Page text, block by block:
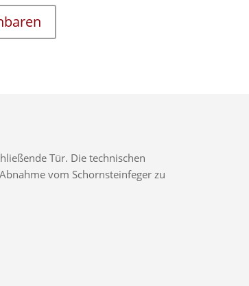
Tür. Die technischen
vom Schornsteinfeger zu